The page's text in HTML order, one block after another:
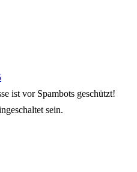
ist vor Spambots geschützt!
sein.